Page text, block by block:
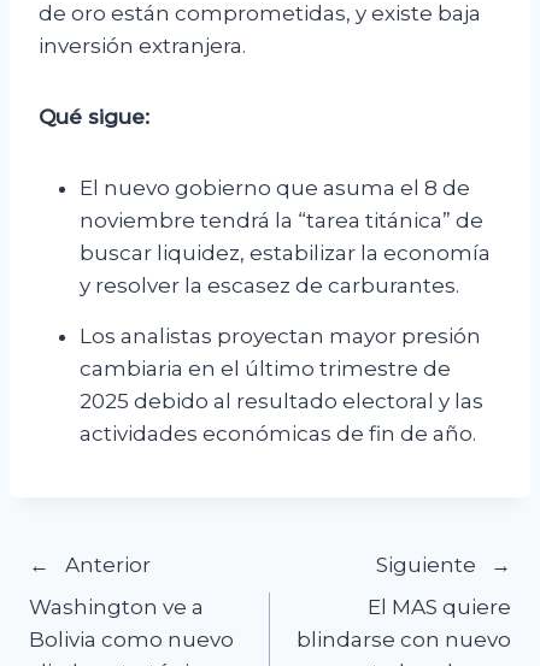
de oro están comprometidas, y existe baja
inversión extranjera.
Qué sigue:
El nuevo gobierno que asuma el 8 de
noviembre tendrá la “tarea titánica” de
buscar liquidez, estabilizar la economía
y resolver la escasez de carburantes.
Los analistas proyectan mayor presión
cambiaria en el último trimestre de
2025 debido al resultado electoral y las
actividades económicas de fin de año.
Navegación
de
Anterior
Washington ve a
Bolivia como nuevo
Siguiente
El MAS quiere
blindarse con nuevo